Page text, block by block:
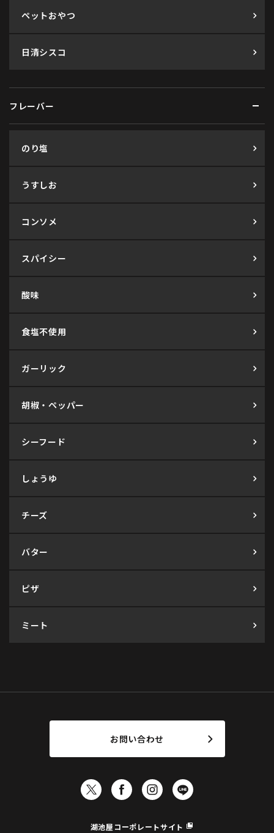
ペットおやつ
日清シスコ
フレーバー
のり塩
うすしお
コンソメ
スパイシー
酸味
食塩不使用
ガーリック
胡椒・ペッパー
シーフード
しょうゆ
チーズ
バター
ピザ
ミート
お問い合わせ
湖池屋コーポレートサイト